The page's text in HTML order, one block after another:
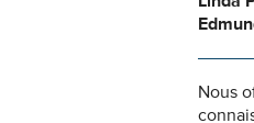
Nous